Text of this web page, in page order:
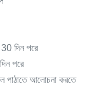
দিন পরে
পরে
পাঠাতে আলোচনা করতে